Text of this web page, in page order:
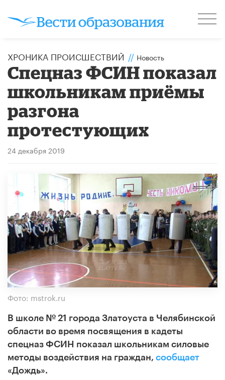
ХРОНИКА ПРОИСШЕСТВИЙ // Новость
Спецназ ФСИН показал
школьникам приёмы
разгона
протестующих
24 декабря 2019
Фото: mstrok.ru
В школе № 21 города Златоуста в Челябинской
области во время посвящения в кадеты
спецназ ФСИН показал школьникам силовые
методы воздействия на граждан, сообщает
«Дождь».